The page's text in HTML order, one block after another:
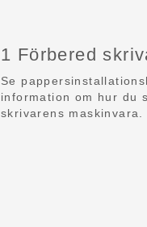
1 Förbered
Se
information om hur du
skrivarens maskinvara.